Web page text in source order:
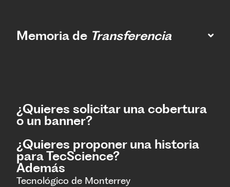
Memoria de Transferencia
¿Quieres solicitar una cobertura
o un banner?
¿Quieres proponer una historia
para TecScience?
Además
Tecnológico de Monterrey